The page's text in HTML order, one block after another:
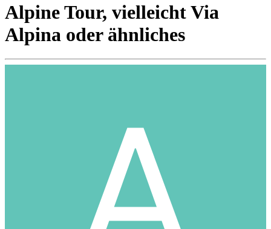
Alpine Tour, vielleicht Via
Alpina oder ähnliches